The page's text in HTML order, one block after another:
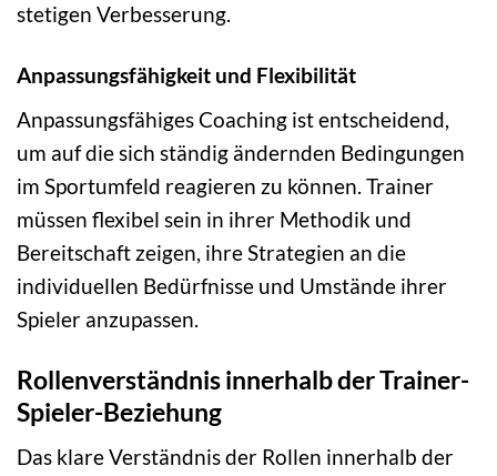
stetigen Verbesserung.
Anpassungsfähigkeit und Flexibilität
Anpassungsfähiges Coaching ist entscheidend,
um auf die sich ständig ändernden Bedingungen
im Sportumfeld reagieren zu können. Trainer
müssen flexibel sein in ihrer Methodik und
Bereitschaft zeigen, ihre Strategien an die
individuellen Bedürfnisse und Umstände ihrer
Spieler anzupassen.
Rollenverständnis innerhalb der Trainer-
Spieler-Beziehung
Das klare Verständnis der Rollen innerhalb der